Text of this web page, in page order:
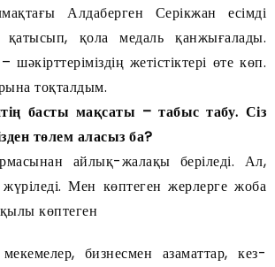
Алдаберген Серікжан есімді
қола медаль қанжығалады.
жетістіктері өте көп.
тоқталдым.
басты мақсаты – табыс табу. Сіз
төлем аласыз ба?
айлық-жалақы беріледі. Ал,
жүріледі. Мен көптеген жерлерге жоба
көптеген
бизнесмен азаматтар, кез-